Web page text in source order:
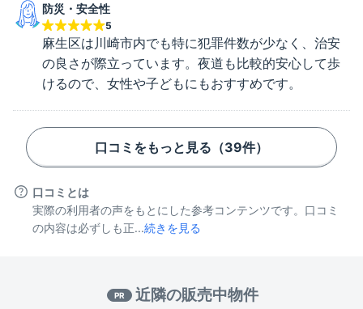
防災・安全性
5
麻生区は川崎市内でも特に犯罪件数が少なく、治安
の良さが際立っています。夜道も比較的安心して歩
けるので、女性や子どもにもおすすめです。
口コミをもっと見る（39件）
口コミとは
実際の利用者の声をもとにした参考コンテンツです。口コミ
の内容は必ずしも正...続きを見る
PR 近隣の販売中物件